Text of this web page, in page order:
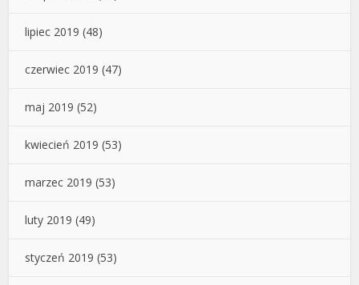
lipiec 2019 (48)
czerwiec 2019 (47)
maj 2019 (52)
kwiecień 2019 (53)
marzec 2019 (53)
luty 2019 (49)
styczeń 2019 (53)